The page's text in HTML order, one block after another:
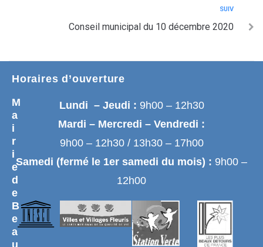
SUIV
Conseil municipal du 10 décembre 2020
M
a
i
r
i
e
d
e
B
e
a
u
Horaires d’ouverture
Lundi – Jeudi : 9h00 – 12h30
Mardi – Mercredi – Vendredi :
9h00 – 12h30 / 13h30 – 17h00
Samedi (fermé le 1er samedi du mois) : 9h00 –
12h00